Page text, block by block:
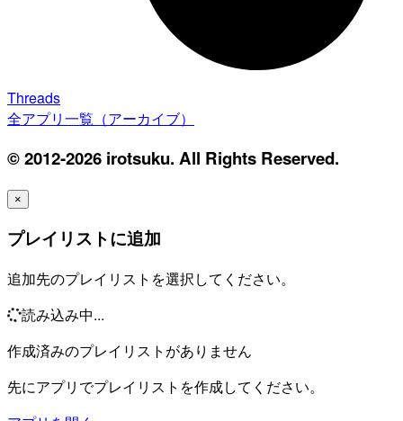
Threads
全アプリ一覧（アーカイブ）
© 2012-2026 irotsuku. All Rights Reserved.
×
プレイリストに追加
追加先のプレイリストを選択してください。
読み込み中...
作成済みのプレイリストがありません
先にアプリでプレイリストを作成してください。